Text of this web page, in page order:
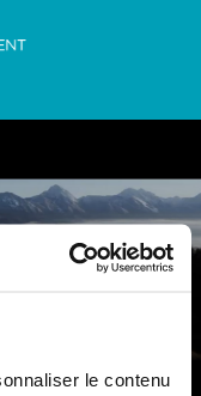
le contenu
Behind